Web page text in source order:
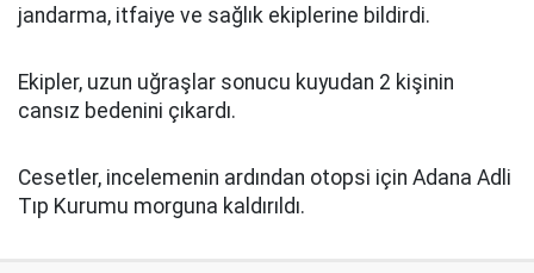
jandarma, itfaiye ve sağlık ekiplerine bildirdi.
Ekipler, uzun uğraşlar sonucu kuyudan 2 kişinin
cansız bedenini çıkardı.
Cesetler, incelemenin ardından otopsi için Adana Adli
Tıp Kurumu morguna kaldırıldı.